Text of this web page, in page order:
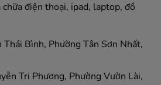
điện thoại, ipad, laptop, đồ
Bình, Phường Tân Sơn Nhất,
Tri Phương, Phường Vườn Lài,